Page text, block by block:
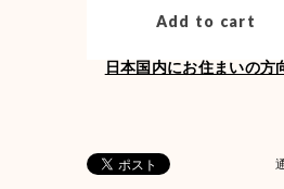
Add to cart
日本国内にお住まいの方